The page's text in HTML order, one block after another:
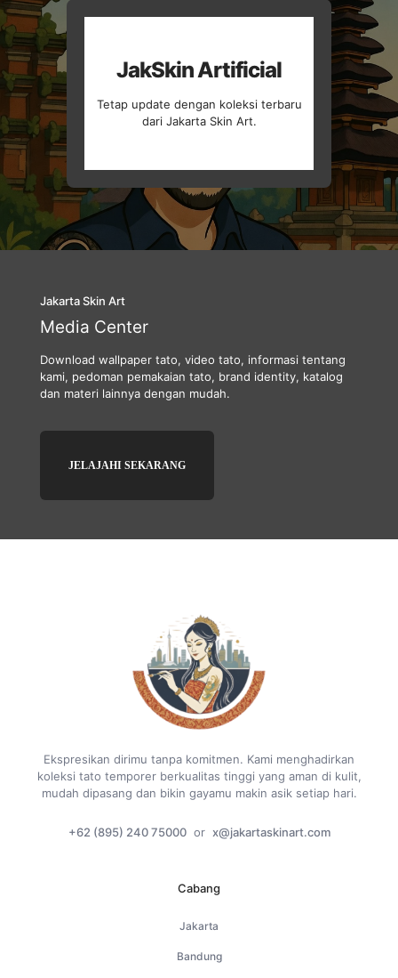
JakSkin Artificial
Tetap update dengan koleksi terbaru
dari Jakarta Skin Art.
Jakarta Skin Art
Media Center
Download wallpaper tato, video tato, informasi tentang
kami, pedoman pemakaian tato, brand identity, katalog
dan materi lainnya dengan mudah.
JELAJAHI SEKARANG
Ekspresikan dirimu tanpa komitmen. Kami menghadirkan
koleksi tato temporer berkualitas tinggi yang aman di kulit,
mudah dipasang dan bikin gayamu makin asik setiap hari.
+62 (895) 240 75000 or x@jakartaskinart.com
Cabang
Jakarta
Bandung